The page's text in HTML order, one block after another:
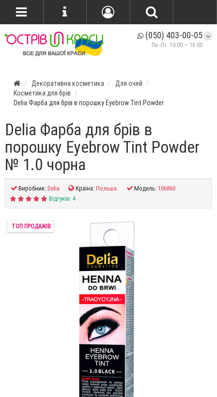
(050) 403-00-05
Пн.-Пт. 10:00 — 18:00
Декоративна косметика
Для очей
Косметика для брів
Delia Фарба для брів в порошку Eyebrow Tint Powder
Delia Фарба для брів в
порошку Eyebrow Tint Powder
№ 1.0 чорна
Виробник:Delia Країна:Польша Модель:106860
Відгуків: 4
ТОП ПРОДАЖІВ